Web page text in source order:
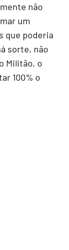
não
um
que poderia
sorte, não
Militão, o
100% o